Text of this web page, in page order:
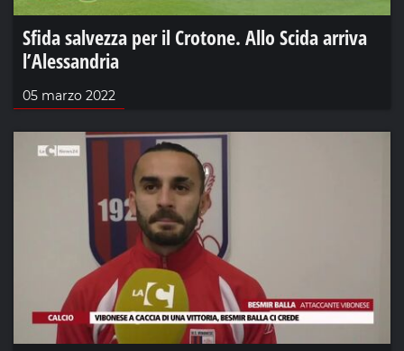
Sfida salvezza per il Crotone. Allo Scida arriva
l’Alessandria
05 marzo 2022